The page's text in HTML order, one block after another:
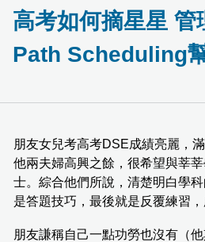
高考如何摘星星
Path Scheduling
朋友女兒考高考DSE成績亮麗，
他兩夫婦高興之餘，很希望與莘
士。綜合他們所說，清楚明白學
是答題技巧，最後就是反覆練習，
朋友謙稱自己一點功勞也沒有（